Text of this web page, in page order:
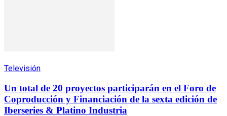
Televisión
Un total de 20 proyectos participarán en el Foro de
Coproducción y Financiación de la sexta edición de
Iberseries & Platino Industria